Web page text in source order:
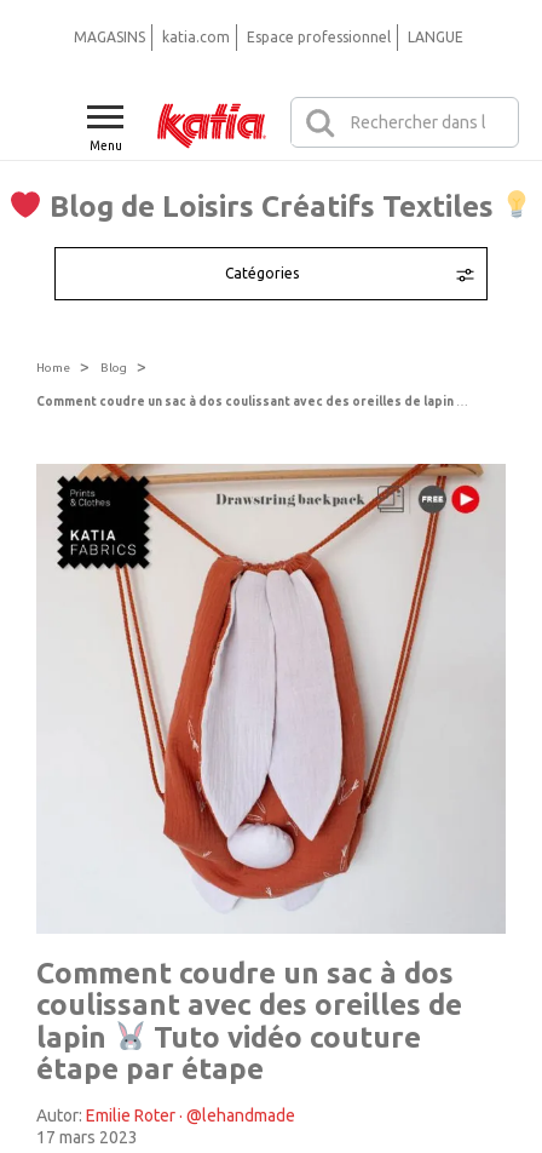
Menu
Blog de Loisirs Créatifs Textiles
Catégories
MAGASINS katia.com Espace professionnel LANGUE
Home > Blog >
Comment coudre un sac à dos
coulissant avec des oreilles de
lapin
Tuto vidéo couture
étape par étape
Autor: Emilie Roter · @lehandmade
17 mars 2023